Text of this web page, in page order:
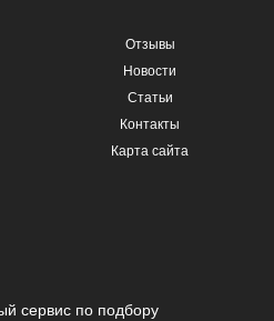
Отзывы
Новости
Статьи
Контакты
Карта сайта
сервис по подбору